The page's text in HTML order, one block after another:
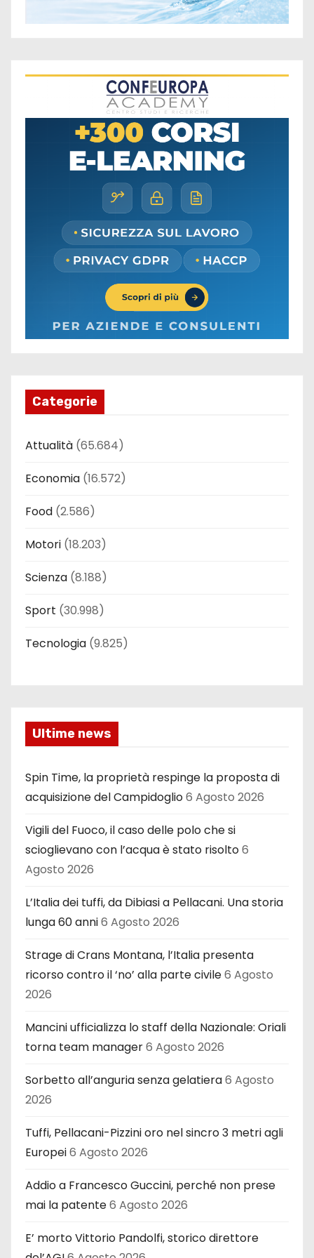
Categorie
Attualità (65.684)
Economia (16.572)
Food (2.586)
Motori (18.203)
Scienza (8.188)
Sport (30.998)
Tecnologia (9.825)
Ultime news
Spin Time, la proprietà respinge la proposta di
acquisizione del Campidoglio6 Agosto 2026
Vigili del Fuoco, il caso delle polo che si
scioglievano con l’acqua è stato risolto6
Agosto 2026
L’Italia dei tuffi, da Dibiasi a Pellacani. Una storia
lunga 60 anni6 Agosto 2026
Strage di Crans Montana, l’Italia presenta
ricorso contro il ‘no’ alla parte civile6 Agosto
2026
Mancini ufficializza lo staff della Nazionale: Oriali
torna team manager6 Agosto 2026
Sorbetto all’anguria senza gelatiera6 Agosto
2026
Tuffi, Pellacani-Pizzini oro nel sincro 3 metri agli
Europei6 Agosto 2026
Addio a Francesco Guccini, perché non prese
mai la patente6 Agosto 2026
E’ morto Vittorio Pandolfi, storico direttore